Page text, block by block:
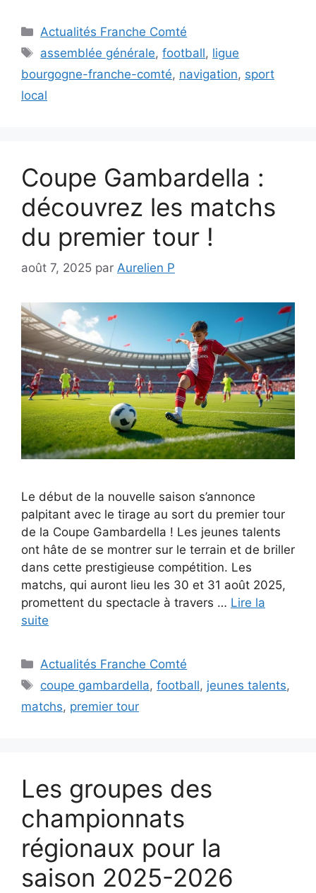
Catégories
Actualités Franche Comté
Étiquettes
assemblée générale,football, ligue
bourgogne-franche-comté, navigation, sport
local
Coupe Gambardella :
découvrez les matchs
du premier tour !
août 7, 2025 par Aurelien P
Le début de la nouvelle saison s’annonce
palpitant avec le tirage au sort du premier tour
de la Coupe Gambardella ! Les jeunes talents
ont hâte de se montrer sur le terrain et de briller
dans cette prestigieuse compétition. Les
matchs, qui auront lieu les 30 et 31 août 2025,
promettent du spectacle à travers … Lire la
suite
Catégories
Actualités Franche Comté
Étiquettes
coupe gambardella,football, jeunes talents,
matchs, premier tour
Les groupes des
championnats
régionaux pour la
saison 2025-2026